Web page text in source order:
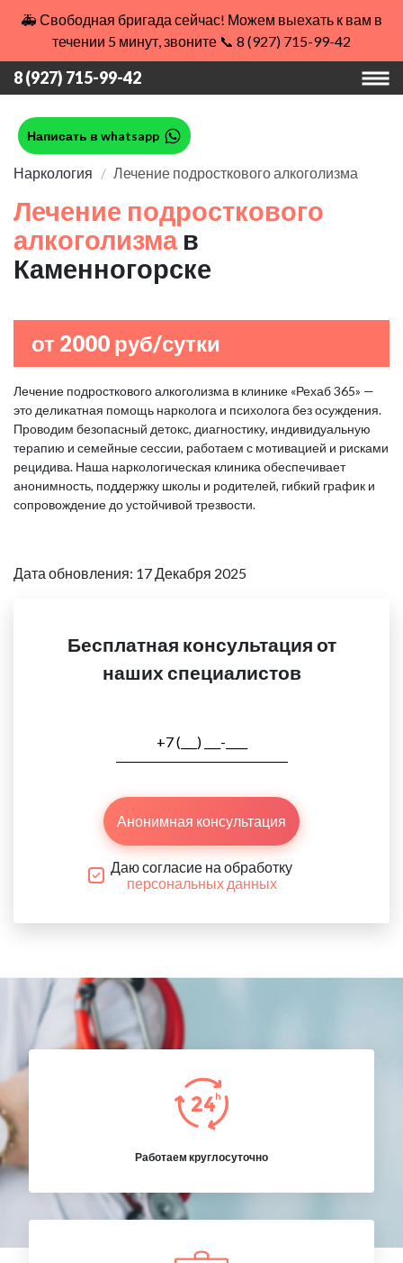
🚑 Свободная бригада сейчас! Можем выехать к вам в
течении 5 минут, звоните 📞 8 (927) 715-99-42
8 (927) 715-99-42
Написать в whatsapp
Наркология Лечение подросткового алкоголизма
Лечение подросткового
алкоголизма в
Каменногорске
от 2000 руб/сутки
Лечение подросткового алкоголизма в клинике «Рехаб 365» —
это деликатная помощь нарколога и психолога без осуждения.
Проводим безопасный детокс, диагностику, индивидуальную
терапию и семейные сессии, работаем с мотивацией и рисками
рецидива. Наша наркологическая клиника обеспечивает
анонимность, поддержку школы и родителей, гибкий график и
сопровождение до устойчивой трезвости.
Дата обновления: 17 Декабря 2025
Бесплатная консультация от
наших специалистов
Анонимная консультация
Даю согласие на обработку
персональных данных
Работаем круглосуточно